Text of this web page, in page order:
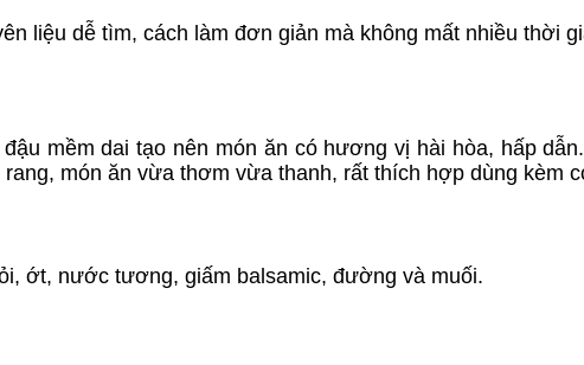
liệu dễ tìm, cách làm đơn giản mà không mất nhiều thời
mềm dai tạo nên món ăn có hương vị hài hòa, hấp
món ăn vừa thơm vừa thanh, rất thích hợp dùng kèm
ớt, nước tương, giấm balsamic, đường và muối.